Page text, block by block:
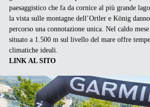
paesaggistico che fa da cornice al più grande
la vista sulle montagne dell’Ortler e König
percorso una connotazione unica. Nel caldo
situato a 1.500 m sul livello del mare offre
climatiche ideali.
LINK AL SITO